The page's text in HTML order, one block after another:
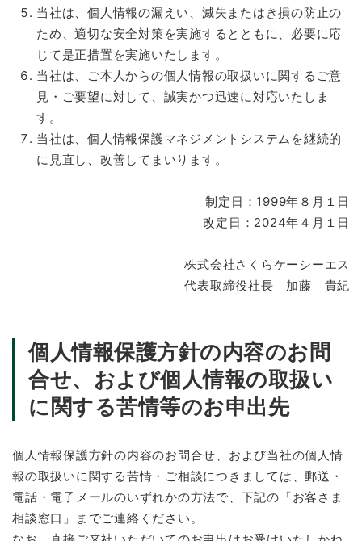
当社は、個人情報の漏えい、滅失またはき損の防止の
ため、適切な安全対策を実施するとともに、必要に応
じて是正措置を実施いたします。
当社は、ご本人からの個人情報の取扱いに関するご意
見・ご要望に対して、誠実かつ迅速に対応いたしま
す。
当社は、個人情報保護マネジメントシステムを継続的
に見直し、改善してまいります。
制定日：1999年８月１日
改定日：2024年４月１日
株式会社さくらケーシーエス
代表取締役社長 加藤 貴紀
個人情報保護方針の内容のお問
合せ、および個人情報の取扱い
に関する苦情等のお申出先
個人情報保護方針の内容のお問合せ、および当社の個人情
報の取扱いに関する苦情・ご相談につきましては、郵送・
電話・電子メールのいずれかの方法で、下記の「お客さま
相談窓口」までご連絡ください。